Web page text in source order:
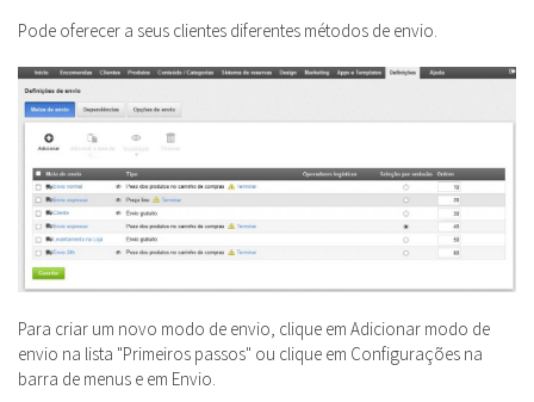
Pode oferecer a seus clientes diferentes métodos de envio.
Para criar um novo modo de envio, clique em Adicionar modo de
envio na lista "Primeiros passos" ou clique em Configurações na
barra de menus e em Envio.